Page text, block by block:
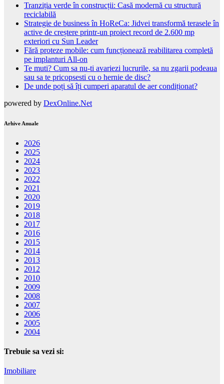
Tranziția verde în construcții: Casă modernă cu structură
reciclabilă
Strategie de business în HoReCa: Jidvei transformă terasele în
active de creștere printr-un proiect record de 2.600 mp
exteriori cu Sun Leader
Fără proteze mobile: cum funcționează reabilitarea completă
pe implanturi All-on
Te muti? Cum sa nu-ti avariezi lucrurile, sa nu zgarii podeaua
sau sa te pricopsesti cu o hernie de disc?
De unde poți să îți cumperi aparatul de aer condiționat?
powered by DexOnline.Net
Arhive Anuale
2026
2025
2024
2023
2022
2021
2020
2019
2018
2017
2016
2015
2014
2013
2012
2010
2009
2008
2007
2006
2005
2004
Trebuie sa vezi si:
Imobiliare